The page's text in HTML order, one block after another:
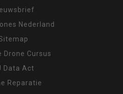
Nederland
Drone Cursus
Data Act
Reparatie